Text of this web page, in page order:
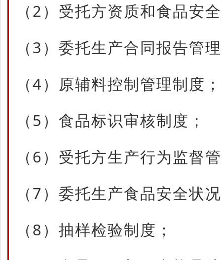
（2）受托方资质和食品安
（3）委托生产合同报告管
（4）原辅料控制管理制度；
（5）食品标识审核制度；
（6）受托方生产行为监督
（7）委托生产食品安全状
（8）抽样检验制度；